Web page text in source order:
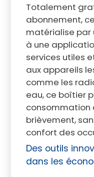
Totalement
abonnement,
matérialise par
à une
services utiles
aux appareils
comme les
eau, ce boîtier
consommation
brièvement,
confort des
Des outils
dans les